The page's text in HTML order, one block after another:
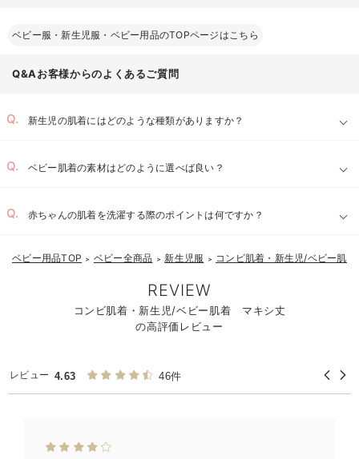
ベビー服・新生児服・ベビー用品のTOPページはこちら
Q&Aお客様からのよくあるご質問
新生児の肌着にはどのような種類がありますか？
ベビー肌着の素材はどのように選べば良い？
赤ちゃんの肌着を洗濯する際のポイントは何ですか？
お気に入り商品を確認する
ベビー用品TOP ＞ ベビー全商品 ＞ 新生児服 ＞ コンビ肌着・新生児/ベビー肌着
REVIEW
コンビ肌着・新生児/ベビー肌着 マキシ丈
の高評価レビュー
レビュー 4.63 46件